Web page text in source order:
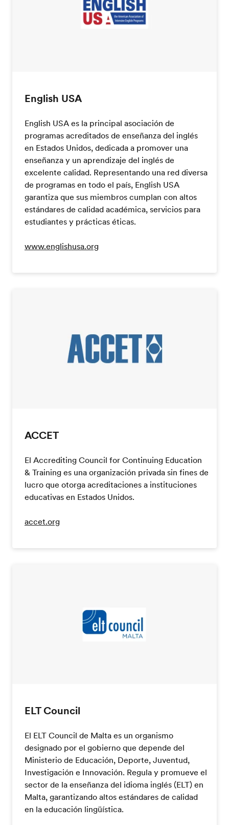
English USA
English USA es la principal asociación de
programas acreditados de enseñanza del inglés
en Estados Unidos, dedicada a promover una
enseñanza y un aprendizaje del inglés de
excelente calidad. Representando una red diversa
de programas en todo el país, English USA
garantiza que sus miembros cumplan con altos
estándares de calidad académica, servicios para
estudiantes y prácticas éticas.
www.englishusa.org
ACCET
El Accrediting Council for Continuing Education
& Training es una organización privada sin fines de
lucro que otorga acreditaciones a instituciones
educativas en Estados Unidos.
accet.org
ELT Council
El ELT Council de Malta es un organismo
designado por el gobierno que depende del
Ministerio de Educación, Deporte, Juventud,
Investigación e Innovación. Regula y promueve el
sector de la enseñanza del idioma inglés (ELT) en
Malta, garantizando altos estándares de calidad
en la educación lingüística.